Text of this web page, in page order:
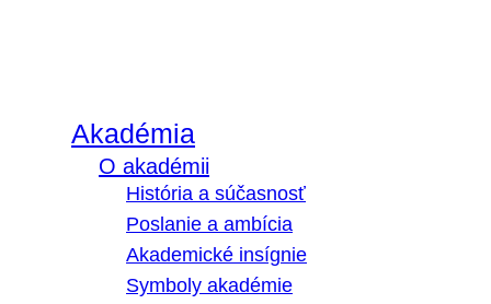
Akadémia
O akadémii
História a súčasnosť
Poslanie a ambícia
Akademické insígnie
Symboly akadémie